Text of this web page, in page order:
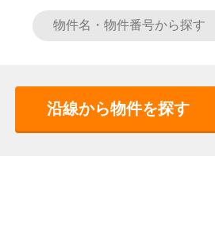
沿線から物件を探す